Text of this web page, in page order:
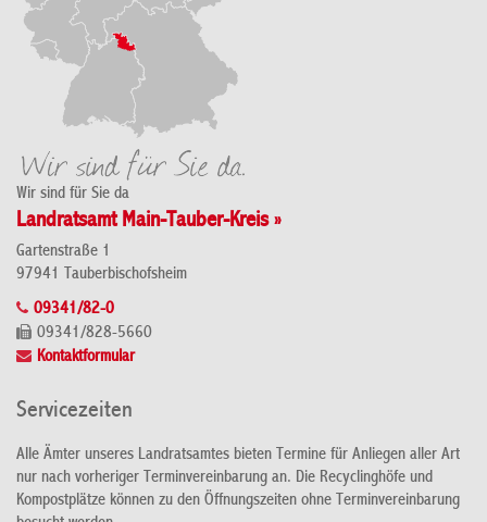
Wir sind für Sie da
Landratsamt Main-Tauber-Kreis »
Gartenstraße 1
97941 Tauberbischofsheim
09341/82-0
09341/828-5660
Kontaktformular
Servicezeiten
Alle Ämter unseres Landratsamtes bieten Termine für Anliegen aller Art
nur nach vorheriger Terminvereinbarung an. Die Recyclinghöfe und
Kompostplätze können zu den Öffnungszeiten ohne Terminvereinbarung